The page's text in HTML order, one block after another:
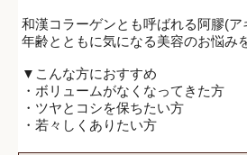
和漢コラーゲンとも呼ばれる阿膠(ア
年齢とともに気になる美容のお悩み
▼こんな方におすすめ
・ボリュームがなくなってきた方
・ツヤとコシを保ちたい方
・若々しくありたい方